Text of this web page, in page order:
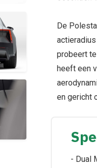
De
probeert te
heeft een
en gericht
- Dual